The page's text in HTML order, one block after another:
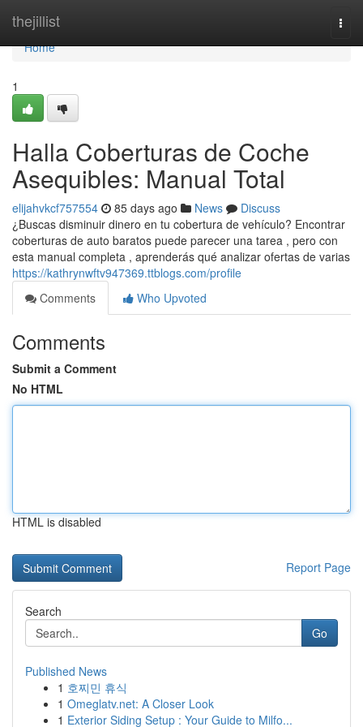
thejillist
Home
Home
1
Halla Coberturas de Coche
Asequibles: Manual Total
elijahvkcf757554 85 days ago News
Discuss
¿Buscas disminuir dinero en tu cobertura de vehículo? Encontrar
coberturas de auto baratos puede parecer una tarea , pero con
esta manual completa , aprenderás qué analizar ofertas de varias
https://kathrynwftv947369.ttblogs.com/profile
Comments
Who Upvoted
Comments
Submit a Comment
No HTML
HTML is disabled
Report Page
Search
Go
Published News
1 호찌민 휴식
1 Omeglatv.net: A Closer Look
1 Exterior Siding Setup : Your Guide to Milfo...